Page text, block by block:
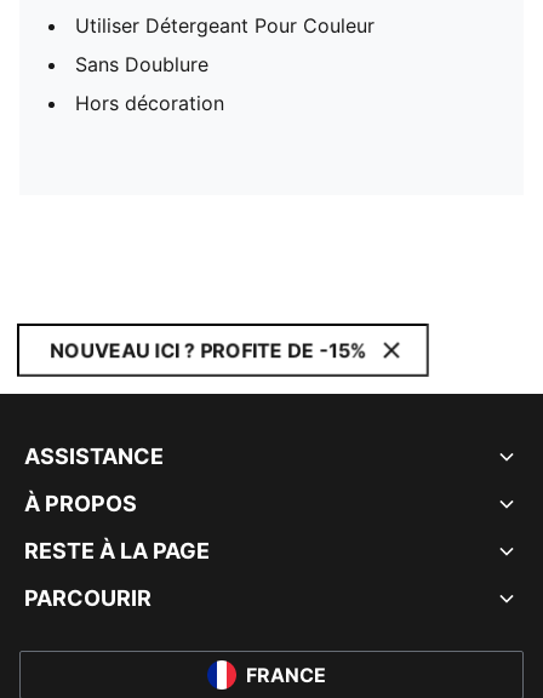
Utiliser Détergeant Pour Couleur
Sans Doublure
Hors décoration
NOUVEAU ICI ? PROFITE DE -15%
ASSISTANCE
À PROPOS
RESTE À LA PAGE
PARCOURIR
FRANCE